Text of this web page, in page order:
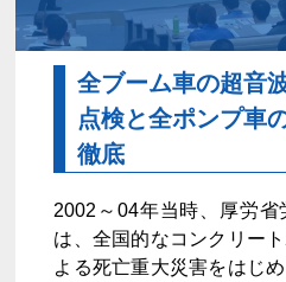
全ブーム車の超音
点検と全ポンプ車
徹底
2002～04年当時、厚労
は、全国的なコンクリー
よる死亡重大災害をはじ